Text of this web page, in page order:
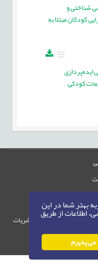
بهتر شما در این
از طریق
می پذیرم
شناختی و
کودکان مبتلا به
کودکی
به سامانه مدیریت نشریات
رایمگ است.
©
1405-1396